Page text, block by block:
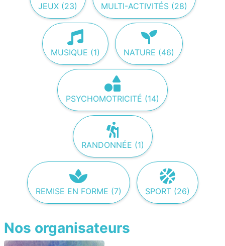
JEUX (23) MULTI-ACTIVITÉS (28)
MUSIQUE (1) NATURE (46)
PSYCHOMOTRICITÉ (14)
RANDONNÉE (1)
REMISE EN FORME (7) SPORT (26)
Nos organisateurs